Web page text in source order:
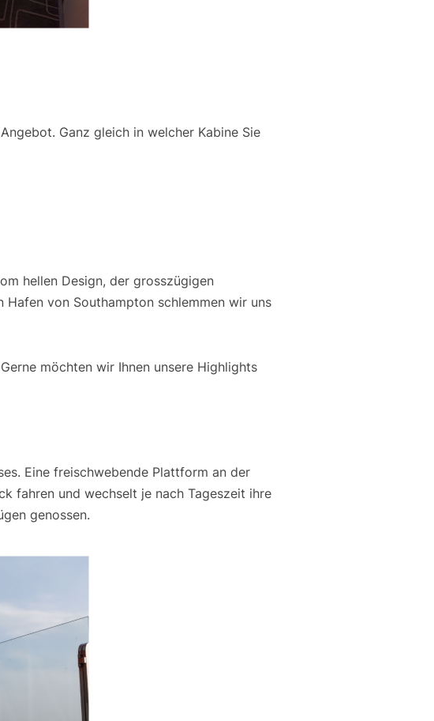
Ganz gleich in welcher Kabine Sie
hellen Design, der grosszügigen
von Southampton schlemmen wir uns
möchten wir Ihnen unsere Highlights
Eine freischwebende Plattform an der
fahren und wechselt je nach Tageszeit ihre
genossen.